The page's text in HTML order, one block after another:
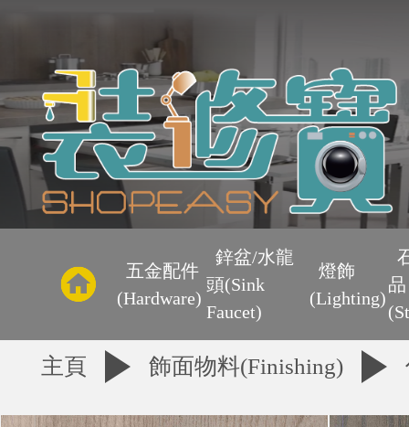
主
頁
優
惠
區
五金配件
(Hardware)
鋅盆/水龍
頭(Sink
Faucet)
燈飾
(Lighting)
品
主頁 飾面物料(Finishing)